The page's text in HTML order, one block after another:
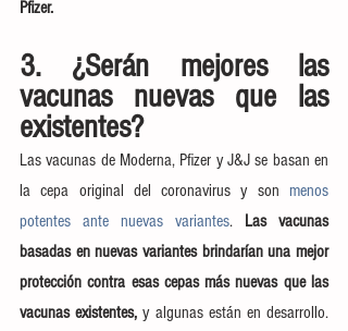
Pfizer.
3. ¿Serán mejores las
vacunas nuevas que las
existentes?
Las vacunas de Moderna, Pfizer y J&J se basan en
la cepa original del coronavirus y son menos
potentes ante nuevas variantes. Las vacunas
basadas en nuevas variantes brindarían una mejor
protección contra esas cepas más nuevas que las
vacunas existentes, y algunas están en desarrollo.